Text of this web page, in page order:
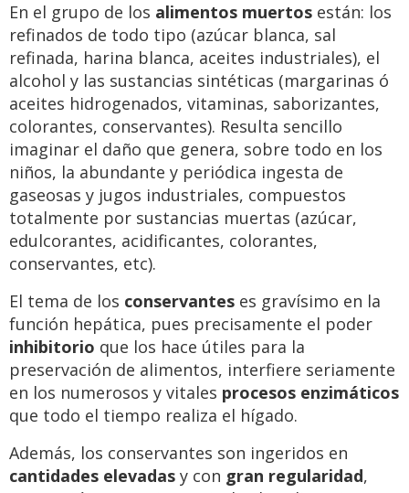
En el grupo de los alimentos muertos están: los
refinados de todo tipo (azúcar blanca, sal
refinada, harina blanca, aceites industriales), el
alcohol y las sustancias sintéticas (margarinas ó
aceites hidrogenados, vitaminas, saborizantes,
colorantes, conservantes). Resulta sencillo
imaginar el daño que genera, sobre todo en los
niños, la abundante y periódica ingesta de
gaseosas y jugos industriales, compuestos
totalmente por sustancias muertas (azúcar,
edulcorantes, acidificantes, colorantes,
conservantes, etc).
El tema de los conservantes es gravísimo en la
función hepática, pues precisamente el poder
inhibitorio que los hace útiles para la
preservación de alimentos, interfiere seriamente
en los numerosos y vitales procesos enzimáticos
que todo el tiempo realiza el hígado.
Además, los conservantes son ingeridos en
cantidades elevadas y con gran regularidad,